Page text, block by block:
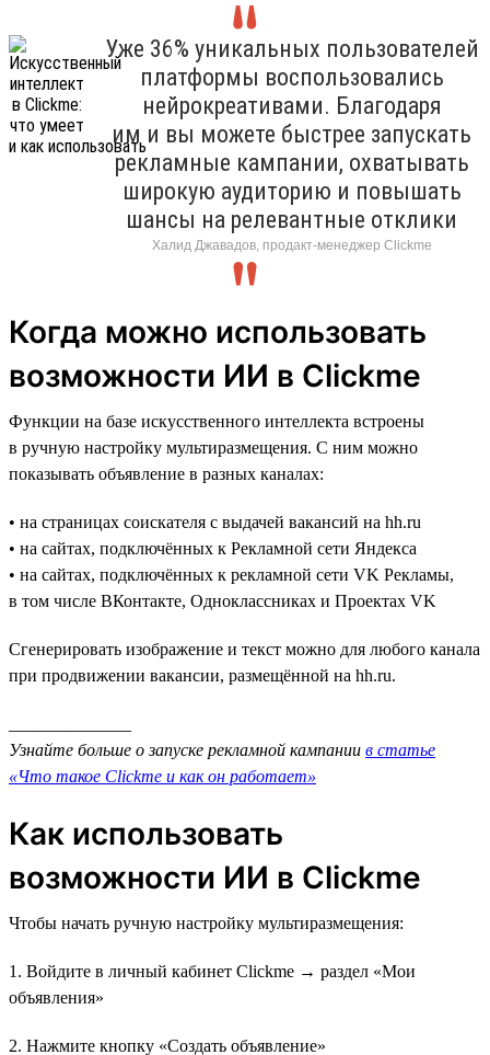
Уже 36% уникальных пользователей
платформы воспользовались
нейрокреативами. Благодаря
им и вы можете быстрее запускать
рекламные кампании, охватывать
широкую аудиторию и повышать
шансы на релевантные отклики
Халид Джавадов, продакт-менеджер Clickme
Когда можно использовать
возможности ИИ в Clickme
Функции на базе искусственного интеллекта встроены
в ручную настройку мультиразмещения. С ним можно
показывать объявление в разных каналах:
• на страницах соискателя с выдачей вакансий на hh.ru
• на сайтах, подключённых к Рекламной сети Яндекса
• на сайтах, подключённых к рекламной сети VK Рекламы,
в том числе ВКонтакте, Одноклассниках и Проектах VK
Сгенерировать изображение и текст можно для любого канала
при продвижении вакансии, размещённой на hh.ru.
Узнайте больше о запуске рекламной кампании в статье
«Что такое Clickme и как он работает»
Как использовать
возможности ИИ в Clickme
Чтобы начать ручную настройку мультиразмещения:
1. Войдите в личный кабинет Clickme → раздел «Мои
объявления»
2. Нажмите кнопку «Создать объявление»